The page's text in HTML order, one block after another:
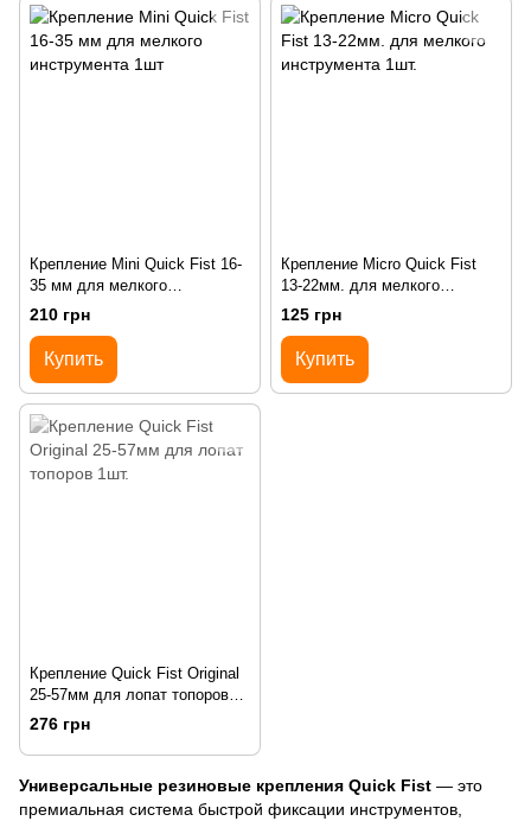
Крепление Mini Quick Fist 16-
35 мм для мелкого
инструмента 1шт
210 грн
Купить
Крепление Micro Quick Fist
13-22мм. для мелкого
инструмента 1шт.
125 грн
Купить
Крепление Quick Fist Original
25-57мм для лопат топоров
1шт.
276 грн
Универсальные резиновые крепления Quick Fist — это
премиальная система быстрой фиксации инструментов,